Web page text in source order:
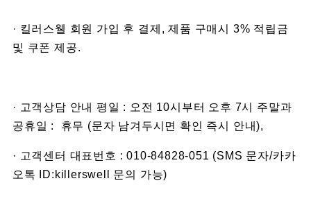
· 킬러스웰 회원 가입 후 결제, 제품 구매시 3% 적립금
및 쿠폰 제공.
· 고객상담 안내 평일 : 오전 10시부터 오후 7시 주말과
공휴일 : 휴무 (문자 남겨두시면 확인 즉시 안내),
· 고객센터 대표번호 : 010-84828-051 (SMS 문자/카카
오톡 ID:killerswell 문의 가능)